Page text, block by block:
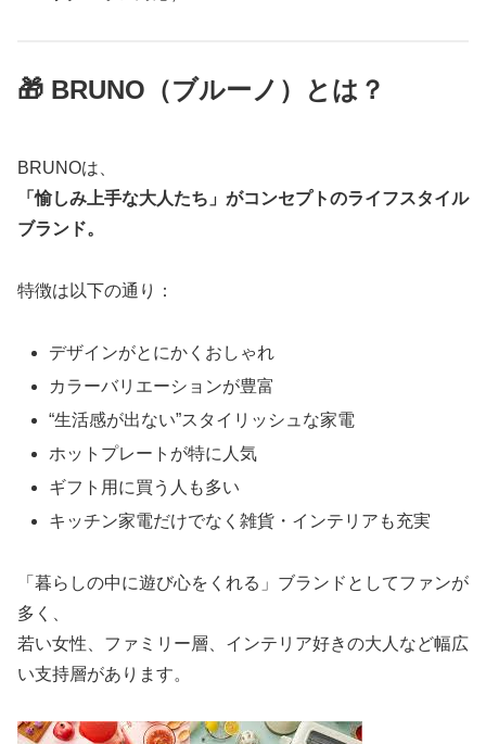
🎁 BRUNO（ブルーノ）とは？
BRUNOは、
「愉しみ上手な大人たち」がコンセプトのライフスタイル
ブランド。
特徴は以下の通り：
デザインがとにかくおしゃれ
カラーバリエーションが豊富
“生活感が出ない”スタイリッシュな家電
ホットプレートが特に人気
ギフト用に買う人も多い
キッチン家電だけでなく雑貨・インテリアも充実
「暮らしの中に遊び心をくれる」ブランドとしてファンが
多く、
若い女性、ファミリー層、インテリア好きの大人など幅広
い支持層があります。